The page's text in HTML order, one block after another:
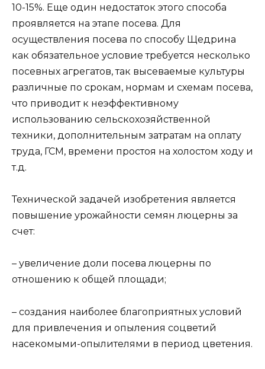
10-15%. Еще один недостаток этого способа
проявляется на этапе посева. Для
осуществления посева по способу Щедрина
как обязательное условие требуется несколько
посевных агрегатов, так высеваемые культуры
различные по срокам, нормам и схемам посева,
что приводит к неэффективному
использованию сельскохозяйственной
техники, дополнительным затратам на оплату
труда, ГСМ, времени простоя на холостом ходу и
т.д.
Технической задачей изобретения является
повышение урожайности семян люцерны за
счет:
– увеличение доли посева люцерны по
отношению к общей площади;
– создания наиболее благоприятных условий
для привлечения и опыления соцветий
насекомыми-опылителями в период цветения.